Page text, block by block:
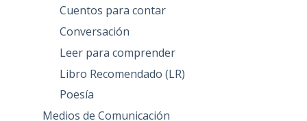
Cuentos para contar
Conversación
Leer para comprender
Libro Recomendado (LR)
Poesía
Medios de Comunicación